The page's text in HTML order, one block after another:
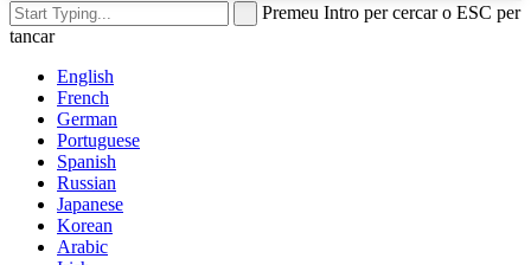
Premeu Intro per cercar o ESC per
tancar
English
French
German
Portuguese
Spanish
Russian
Japanese
Korean
Arabic